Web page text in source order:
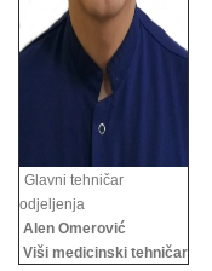
Glavni tehničar
odjeljenja
Alen Omerović
Viši medicinski tehničar